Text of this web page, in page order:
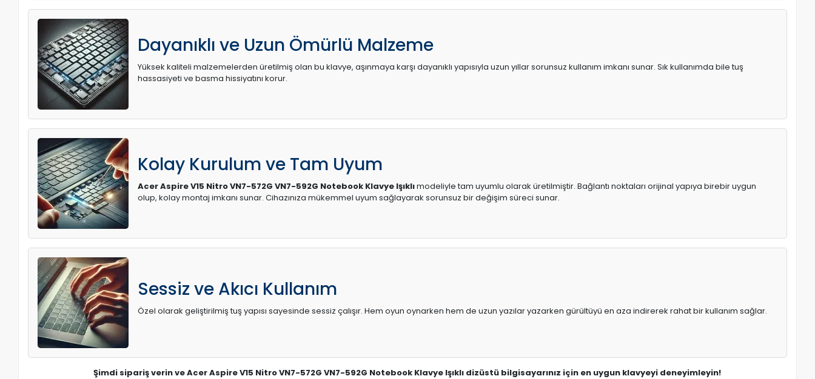
Dayanıklı ve Uzun Ömürlü Malzeme
Yüksek kaliteli malzemelerden üretilmiş olan bu klavye, aşınmaya karşı dayanıklı yapısıyla uzun yıllar sorunsuz kullanım imkanı sunar. Sık kullanımda bile tuş
hassasiyeti ve basma hissiyatını korur.
Kolay Kurulum ve Tam Uyum
Acer Aspire V15 Nitro VN7-572G VN7-592G Notebook Klavye Işıklımodeliyle tam uyumlu olarak üretilmiştir. Bağlantı noktaları orijinal yapıya birebir uygun
olup, kolay montaj imkanı sunar. Cihazınıza mükemmel uyum sağlayarak sorunsuz bir değişim süreci sunar.
Sessiz ve Akıcı Kullanım
Özel olarak geliştirilmiş tuş yapısı sayesinde sessiz çalışır. Hem oyun oynarken hem de uzun yazılar yazarken gürültüyü en aza indirerek rahat bir kullanım sağlar.
Şimdi sipariş verin ve Acer Aspire V15 Nitro VN7-572G VN7-592G Notebook Klavye Işıklı dizüstü bilgisayarınız için en uygun klavyeyi deneyimleyin!